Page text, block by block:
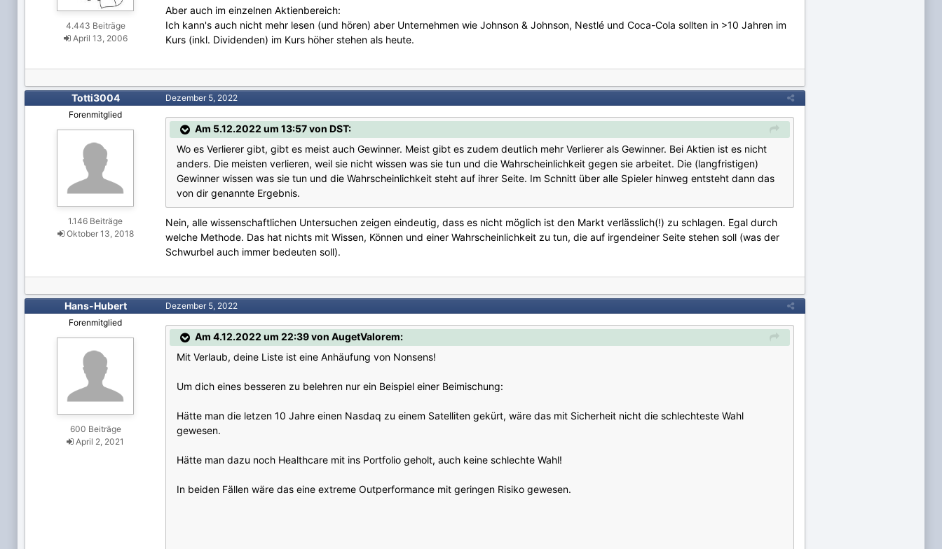
4.443 Beiträge
April 13, 2006
Aber auch im einzelnen Aktienbereich:
Ich kann's auch nicht mehr lesen (und hören) aber Unternehmen wie Johnson & Johnson, Nestlé und Coca-Cola sollten in >10 Jahren im
Kurs (inkl. Dividenden) im Kurs höher stehen als heute.
Totti3004
Forenmitglied
1.146 Beiträge
Oktober 13, 2018
Dezember 5, 2022
Am 5.12.2022 um 13:57 von DST:
Wo es Verlierer gibt, gibt es meist auch Gewinner. Meist gibt es zudem deutlich mehr Verlierer als Gewinner. Bei Aktien ist es nicht
anders. Die meisten verlieren, weil sie nicht wissen was sie tun und die Wahrscheinlichkeit gegen sie arbeitet. Die (langfristigen)
Gewinner wissen was sie tun und die Wahrscheinlichkeit steht auf ihrer Seite. Im Schnitt über alle Spieler hinweg entsteht dann das
von dir genannte Ergebnis.
Nein, alle wissenschaftlichen Untersuchen zeigen eindeutig, dass es nicht möglich ist den Markt verlässlich(!) zu schlagen. Egal durch
welche Methode. Das hat nichts mit Wissen, Können und einer Wahrscheinlichkeit zu tun, die auf irgendeiner Seite stehen soll (was der
Schwurbel auch immer bedeuten soll).
Hans-Hubert
Forenmitglied
600 Beiträge
April 2, 2021
Dezember 5, 2022
Am 4.12.2022 um 22:39 von AugetValorem:
Mit Verlaub, deine Liste ist eine Anhäufung von Nonsens!
Um dich eines besseren zu belehren nur ein Beispiel einer Beimischung:
Hätte man die letzen 10 Jahre einen Nasdaq zu einem Satelliten gekürt, wäre das mit Sicherheit nicht die schlechteste Wahl
gewesen.
Hätte man dazu noch Healthcare mit ins Portfolio geholt, auch keine schlechte Wahl!
In beiden Fällen wäre das eine extreme Outperformance mit geringen Risiko gewesen.